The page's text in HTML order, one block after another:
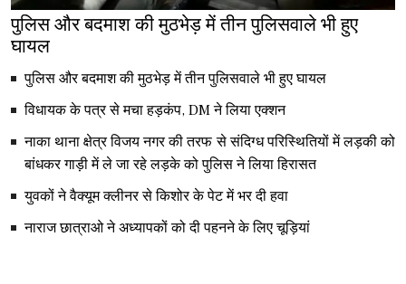
पुलिस और बदमाश की मुठभेड़ में तीन पुलिसवाले भी हुए
घायल
पुलिस और बदमाश की मुठभेड़ में तीन पुलिसवाले भी हुए घायल
विधायक के पत्र से मचा हड़कंप, DM ने लिया एक्शन
नाका थाना क्षेत्र विजय नगर की तरफ से संदिग्ध परिस्थितियों में लड़की को
बांधकर गाड़ी में ले जा रहे लड़के को पुलिस ने लिया हिरासत
युवकों ने वैक्यूम क्लीनर से किशोर के पेट में भर दी हवा
नाराज छात्राओ ने अध्यापकों को दी पहनने के लिए चूड़ियां